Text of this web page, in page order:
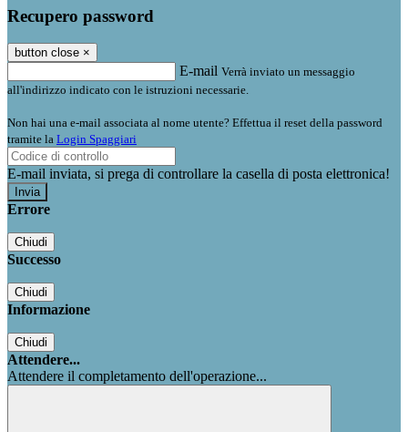
Recupero password
button close ×
E-mail Verrà inviato un messaggio
all'indirizzo indicato con le istruzioni necessarie.
Non hai una e-mail associata al nome utente? Effettua il reset della password
tramite la Login Spaggiari
E-mail inviata, si prega di controllare la casella di posta elettronica!
Errore
Chiudi
Successo
Chiudi
Informazione
Chiudi
Attendere...
Attendere il completamento dell'operazione...